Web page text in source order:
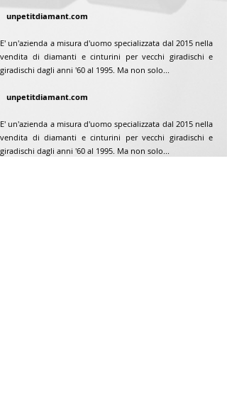
unpetitdiamant.com
E' un'azienda a misura d'uomo specializzata dal 2015 nella
vendita di diamanti e cinturini per vecchi giradischi e
giradischi dagli anni '60 al 1995. Ma non solo...
unpetitdiamant.com
E' un'azienda a misura d'uomo specializzata dal 2015 nella
vendita di diamanti e cinturini per vecchi giradischi e
giradischi dagli anni '60 al 1995. Ma non solo...